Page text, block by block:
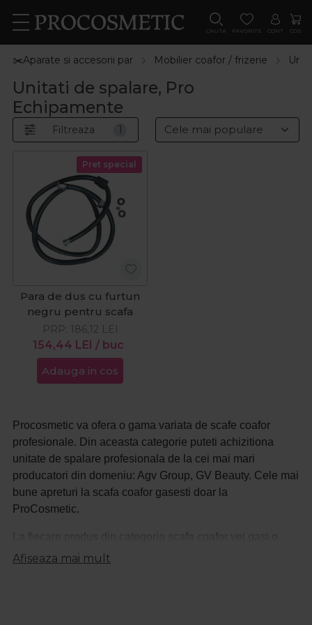
CAUTA FAVORITE CONT COS
✂️Aparate si accesorii par Mobilier coafor / frizerie
Unitati de spalare, Pro
Echipamente
Filtreaza 1
Pret special
Para de dus cu furtun
negru pentru scafa
154,44 LEI / buc
PRP: 186,12 LEI
Adauga in cos
Procosmetic va ofera o gama variata de scafe coafor
profesionale. Din aceasta categorie puteti achizitiona
unitate de spalare profesionala de la cei mai mari
producatori din domeniu: Agv Group, GV Beauty. Cele mai
bune apreturi la scafa coafor gasesti doar la
ProCosmetic.
La fiecare produs din categoria scafa coafor vei gasi o
descriere detaliata astfel incat sa stii intotdeauna ce
Afiseaza mai mult